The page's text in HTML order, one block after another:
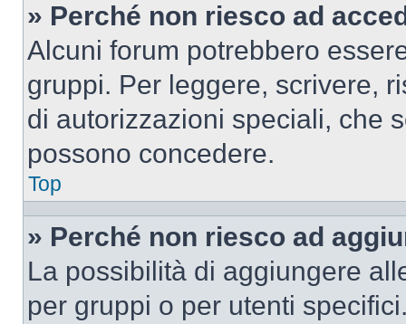
» Perché non riesco ad
Alcuni forum potrebbero
gruppi. Per leggere, scrivere,
di autorizzazioni speciali, che
possono concedere.
Top
» Perché non riesco ad
La possibilità di aggiungere
per gruppi o per utenti